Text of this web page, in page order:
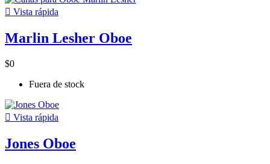
 Vista rápida
Marlin Lesher Oboe
$0
Fuera de stock
 Vista rápida
Jones Oboe